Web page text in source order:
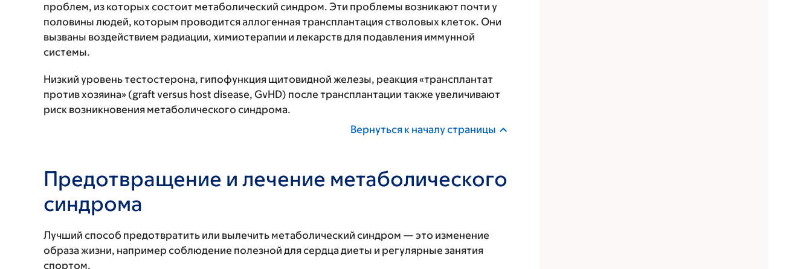
проблем, из которых состоит метаболический синдром. Эти проблемы возникают почти у
половины людей, которым проводится аллогенная трансплантация стволовых клеток. Они
вызваны воздействием радиации, химиотерапии и лекарств для подавления иммунной
системы.
Низкий уровень тестостерона, гипофункция щитовидной железы, реакция «трансплантат
против хозяина» (graft versus host disease, GvHD) после трансплантации также увеличивают
риск возникновения метаболического синдрома.
Вернуться к началу страницы
Предотвращение и лечение метаболического
синдрома
Лучший способ предотвратить или вылечить метаболический синдром — это изменение
образа жизни, например соблюдение полезной для сердца диеты и регулярные занятия
спортом.